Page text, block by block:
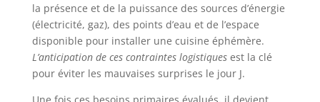
la présence et de la puissance des sources d’énergie
(électricité, gaz), des points d’eau et de l’espace
disponible pour installer une cuisine éphémère.
L’anticipation de ces contraintes logistiquesest la clé
pour éviter les mauvaises surprises le jour J.
Une fois ces besoins primaires évalués, il devient